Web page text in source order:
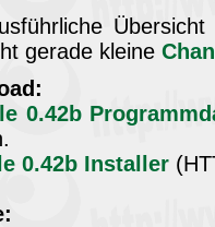
gerade kleine
0.42b
0.42b Installer